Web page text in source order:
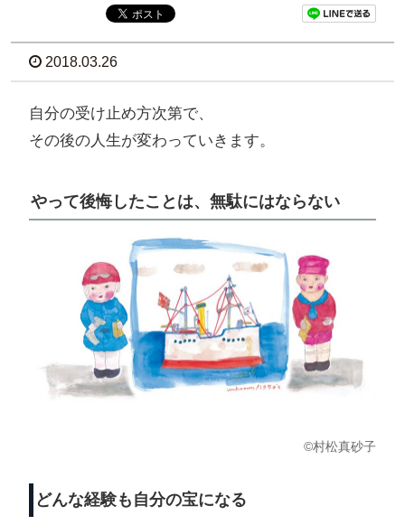
2018.03.26
自分の受け止め方次第で、
その後の人生が変わっていきます。
やって後悔したことは、無駄にはならない
©村松真砂子
どんな経験も自分の宝になる